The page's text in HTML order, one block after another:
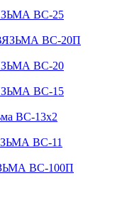
ВС-25
ВС-20П
ВС-20
ВС-15
ВС-13х2
ВС-11
ВС-100П